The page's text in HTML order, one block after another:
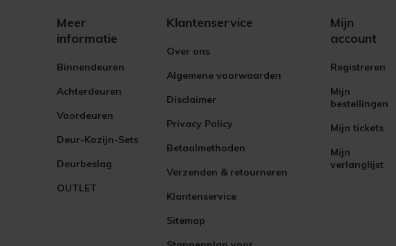
Meer
informatie
Binnendeuren
Achterdeuren
Voordeuren
Deur-Kozijn-Sets
Deurbeslag
OUTLET
Klantenservice
Over ons
Algemene voorwaarden
Disclaimer
Privacy Policy
Betaalmethoden
Verzenden & retourneren
Klantenservice
Sitemap
Mijn
account
Registreren
Mijn
bestellingen
Mijn tickets
Mijn
verlanglijst